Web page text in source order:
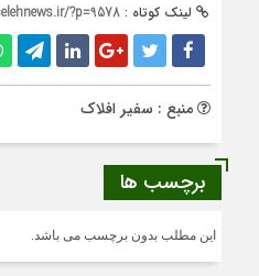
لینک کوتاه : ?p=9578
منبع : سفیر افلاک
برچسب ها
این مطلب بدون برچسب می باشد.